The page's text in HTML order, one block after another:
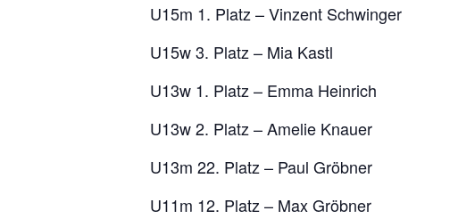
U15m 1. Platz – Vinzent Schwinger
U15w 3. Platz – Mia Kastl
U13w 1. Platz – Emma Heinrich
U13w 2. Platz – Amelie Knauer
U13m 22. Platz – Paul Gröbner
U11m 12. Platz – Max Gröbner